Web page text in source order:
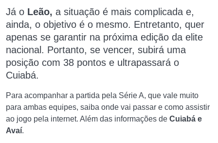
Já o Leão, a situação é mais complicada e,
ainda, o objetivo é o mesmo. Entretanto, quer
apenas se garantir na próxima edição da elite
nacional. Portanto, se vencer, subirá uma
posição com 38 pontos e ultrapassará o
Cuiabá.
Para acompanhar a partida pela Série A, que vale muito
para ambas equipes, saiba onde vai passar e como assistir
ao jogo pela internet. Além das informações de Cuiabá e
Avaí.